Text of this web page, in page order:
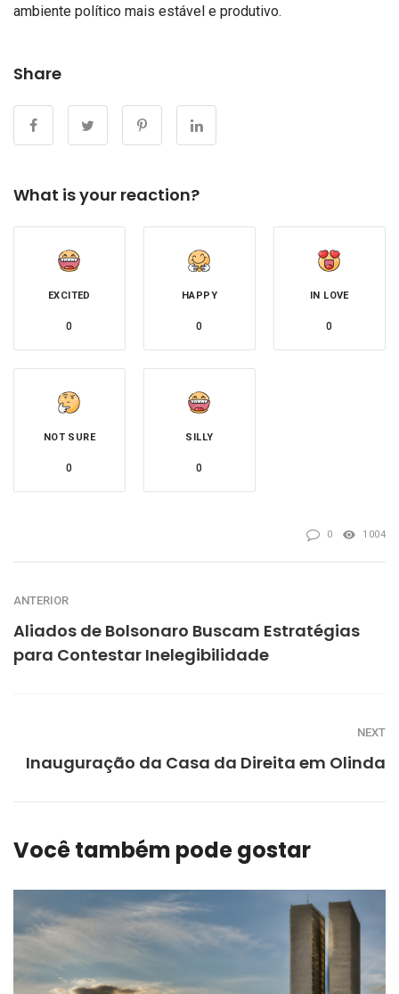
ambiente político mais estável e produtivo.
Share
What is your reaction?
EXCITED
0
HAPPY
0
IN LOVE
0
NOT SURE
0
SILLY
0
0 1004
ANTERIOR
Aliados de Bolsonaro Buscam Estratégias
para Contestar Inelegibilidade
NEXT
Inauguração da Casa da Direita em Olinda
Você também pode gostar